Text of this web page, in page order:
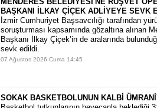
BAŞKANI İLKAY ÇİÇEK ADLİYEYE SEVK
​İzmir Cumhuriyet Başsavcılığı tarafından
soruşturması kapsamında gözaltına alınan
Başkanı İlkay Çiçek’in de aralarında
sevk edildi.
07 Ağustos 2026 Cuma 14:45
SOKAK BASKETBOLUNUN KALBİ